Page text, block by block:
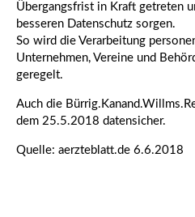
Übergangsfrist in Kraft getreten
besseren Datenschutz sorgen.
So wird die Verarbeitung
Unternehmen, Vereine und
geregelt.
Auch die
dem 25.5.2018 datensicher.
Quelle: aerzteblatt.de 6.6.2018